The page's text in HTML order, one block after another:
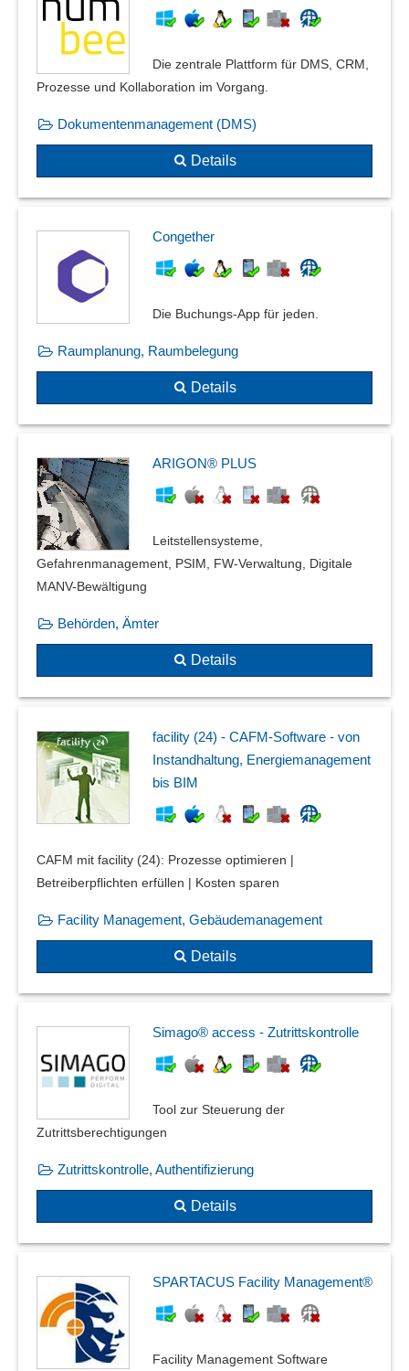
Musterbeurteilungen
Netzwerkstatistiken
Notizen
Outputmanagement
Pace Revenue Berichte
Personaldatenverwaltung
Positions- und Verteilerlisten im CAD-Kontext
Protokolle MQTT und HTTP
Protokollierung
Prüfberichte
Prüfergebnisse
Schallschutznachweis
Schnappschussfunktion
Schweißnahtdokumentation
Servicebericht
Sicherheitsmanagement
Siegelung von Dokumenten
Spreadsheets
Stammdatenkataloge
Status-Reporting
Stoffstrombilanz
Systemänderungen
Systematische Protokollierung und Auswertung von
Tankbuch
Tankdatenübernahme
Technische Dokumentation
Telefon-Kostenschätzung
Telefonnummernprotokolle
Telefonprotokolle
Themenverfolgung
Ticketbearbeitung
Unterweisungshistorie
virtueller Aktendeckel
Vorgangsdokumente
Wärmeschutznachweis
Wirtschaftsgüter
Zentrale Dokumentation
Die zentrale Plattform für DMS, CRM,
Prozesse und Kollaboration im Vorgang.
Dokumentenmanagement (DMS)
Details
Congether
Die Buchungs-App für jeden.
Raumplanung, Raumbelegung
Details
ARIGON® PLUS
Leitstellensysteme,
Gefahrenmanagement, PSIM, FW-Verwaltung, Digitale
MANV-Bewältigung
Behörden, Ämter
Details
facility (24) - CAFM-Software - von
Instandhaltung, Energiemanagement
bis BIM
CAFM mit facility (24): Prozesse optimieren |
Betreiberpflichten erfüllen | Kosten sparen
Facility Management, Gebäudemanagement
Details
Simago® access - Zutrittskontrolle
Tool zur Steuerung der
Zutrittsberechtigungen
Zutrittskontrolle, Authentifizierung
Details
SPARTACUS Facility Management®
Facility Management Software